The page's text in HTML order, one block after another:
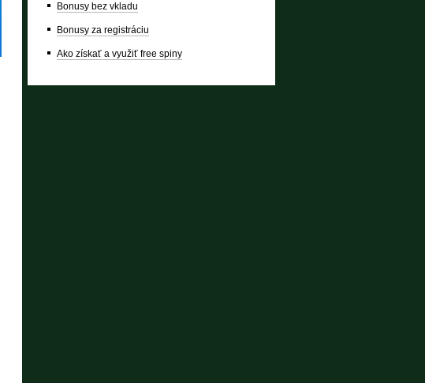
Bonusy bez vkladu
Bonusy za registráciu
Ako získať a využiť free spiny